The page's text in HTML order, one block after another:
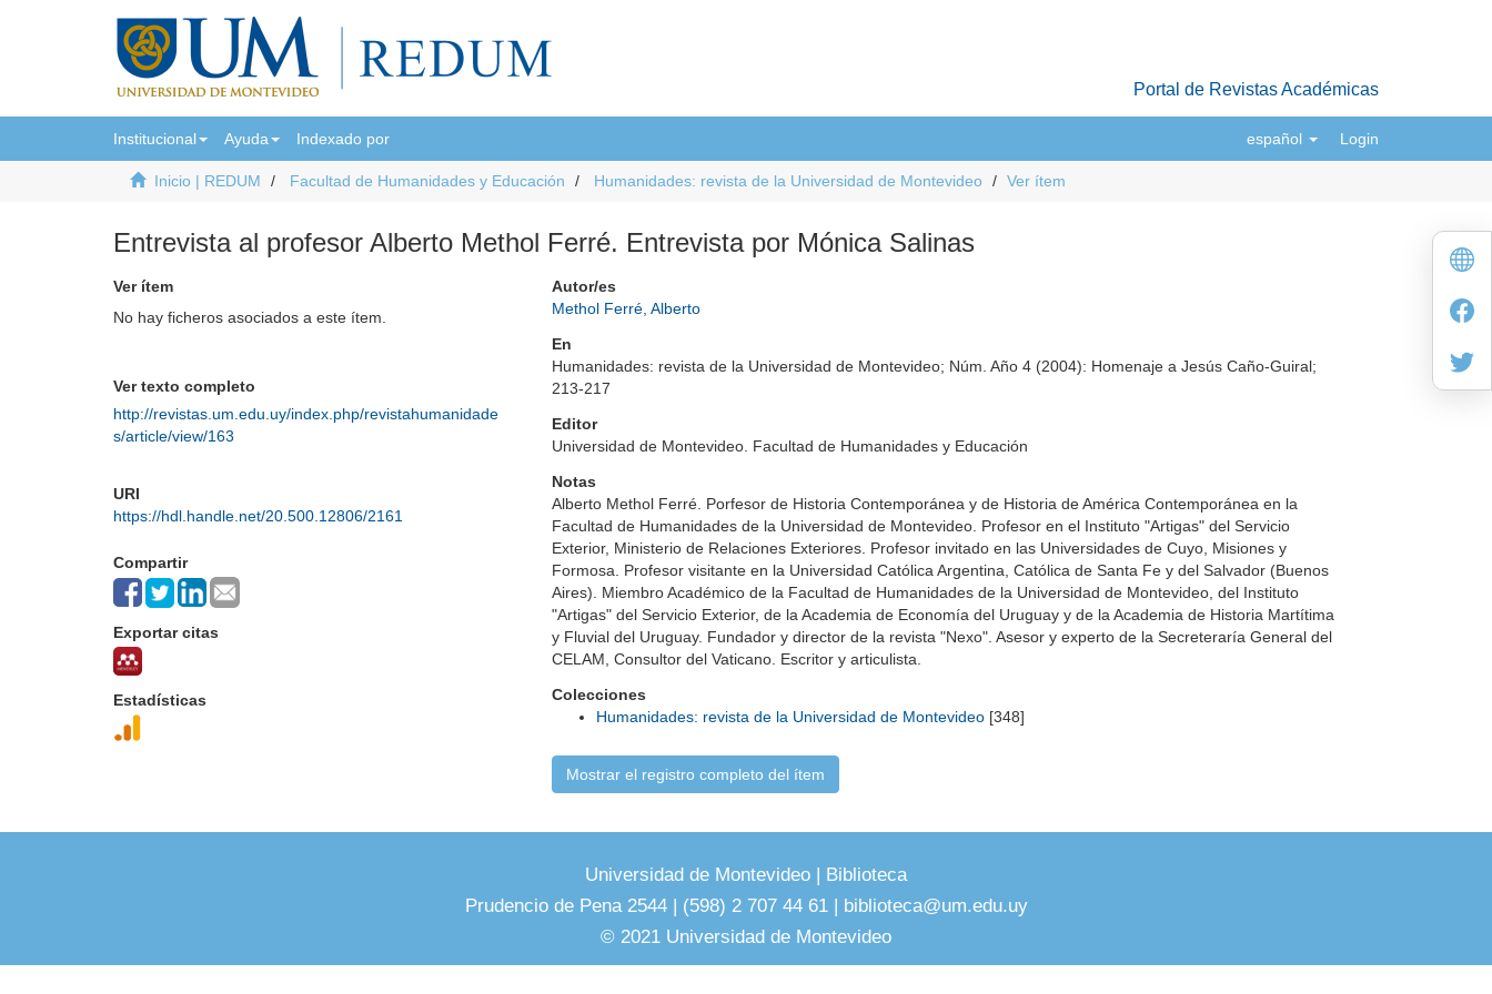
Portal de Revistas Académicas
Institucional Ayuda Indexado por español Login
Inicio | REDUM Facultad de Humanidades y Educación Humanidades: revista de la Universidad de Montevideo Ver ítem
Entrevista al profesor Alberto Methol Ferré. Entrevista por Mónica Salinas
Ver ítem
No hay ficheros asociados a este ítem.
Ver texto completo
http://revistas.um.edu.uy/index.php/revistahumanidade
s/article/view/163
URI
https://hdl.handle.net/20.500.12806/2161
Compartir
Exportar citas
Estadísticas
Autor/es
Methol Ferré, Alberto
En
Humanidades: revista de la Universidad de Montevideo; Núm. Año 4 (2004): Homenaje a Jesús Caño-Guiral;
213-217
Editor
Universidad de Montevideo. Facultad de Humanidades y Educación
Notas
Alberto Methol Ferré. Porfesor de Historia Contemporánea y de Historia de América Contemporánea en la
Facultad de Humanidades de la Universidad de Montevideo. Profesor en el Instituto "Artigas" del Servicio
Exterior, Ministerio de Relaciones Exteriores. Profesor invitado en las Universidades de Cuyo, Misiones y
Formosa. Profesor visitante en la Universidad Católica Argentina, Católica de Santa Fe y del Salvador (Buenos
Aires). Miembro Académico de la Facultad de Humanidades de la Universidad de Montevideo, del Instituto
"Artigas" del Servicio Exterior, de la Academia de Economía del Uruguay y de la Academia de Historia Martítima
y Fluvial del Uruguay. Fundador y director de la revista "Nexo". Asesor y experto de la Secreteraría General del
CELAM, Consultor del Vaticano. Escritor y articulista.
Colecciones
Humanidades: revista de la Universidad de Montevideo [348]
Mostrar el registro completo del ítem
Universidad de Montevideo | Biblioteca
Prudencio de Pena 2544 | (598) 2 707 44 61 | biblioteca@um.edu.uy
© 2021 Universidad de Montevideo